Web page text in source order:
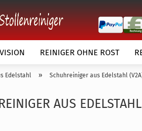
REINIGER OHNE ROST
anzeigen
Edelstahl » Schuhreiniger aus Edelstahl
AUS